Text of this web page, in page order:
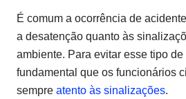
É comum a ocorrência de
a desatenção quanto às
ambiente. Para evitar esse tipo
fundamental que os funcionários
sempre atento às sinalizações.